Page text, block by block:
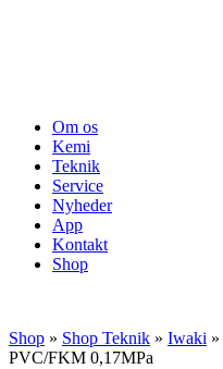
Om os
Kemi
Teknik
Service
Nyheder
App
Kontakt
Shop
Shop » Shop Teknik » Iwaki »
PVC/FKM 0,17MPa